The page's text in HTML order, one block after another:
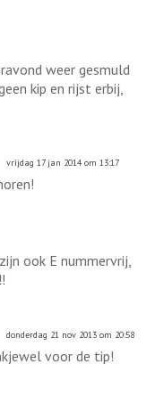
weer gesmuld
kip en rijst erbij,
vrijdag 17 jan 2014 om 13:17
ook E nummervrij,
donderdag 21 nov 2013 om 20:58
voor de tip!